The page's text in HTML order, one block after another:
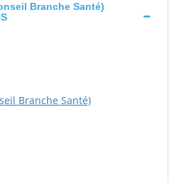
Branche Santé)
Branche Santé)